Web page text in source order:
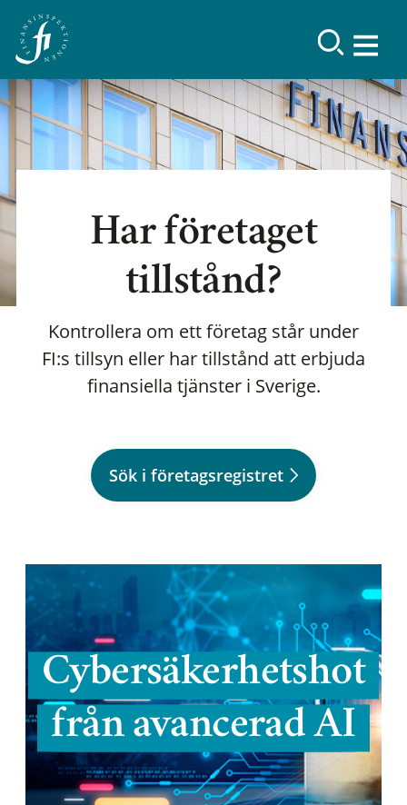
Har företaget
tillstånd?
Kontrollera om ett företag står under
FI:s tillsyn eller har tillstånd att erbjuda
finansiella tjänster i Sverige.
Sök i företagsregistret
Cybersäkerhetshot
från avancerad AI